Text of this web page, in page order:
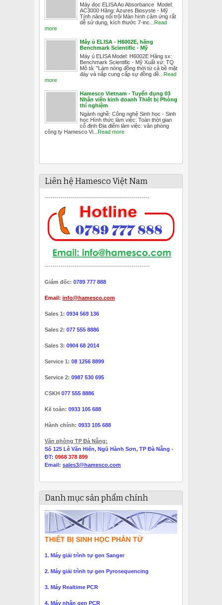
Máy đọc ELISA Ao Absorbance Model:
AC3000 Hãng: Azures Biosyste - Mỹ
Tính năng nổi trội Màn hình cảm ứng rất
dễ sử dụng, kích thước 7-inc... Read
more
Máy ủ ELISA - H6002E, hãng
Benchmark Scientific - Mỹ
Máy ủ ELISA Model: H6002E Hãng sx:
Benchmark Scientific - Mỹ Xuất xứ: TQ
Mô tả: "Làm nóng đồng thời từ cả bề mặt
đáy và nắp cung cấp sự đồng đề... Read
more
Hamesco Vietnam - Tuyển dụng 03
Nhân viên kinh doanh Thiết bị Phòng
thí nghiệm
Ngành nghề: Công nghệ Sinh học - Sinh
học Hình thức làm việc: Toàn thời gian
cố định Địa điểm làm việc: văn phòng
công ty Hamesco Vi... Read more
Liên hệ Hamesco Việt Nam
-----------------------------------------------------
-----------------------------------------------------
Giám đốc: 0789 777 888
Email: info@hamesco.com
Sales 1: 0934 569 136
Sales 2: 077 555 8886
Sales 3: 0904 68 2014
Service 1: 08 1256 8899
Service 2: 0987 530 695
CSKH 077 555 8886
Kế toán: 0933 105 688
Hành chính: 0933 105 688
Văn phòng TP Đà Nẵng:
Số 125 Lê Văn Hiến, Ngũ Hành Sơn, TP Đà Nẵng -
ĐT: 0968 378 899
Email: sales3@hamesco.com
Danh mục sản phẩm chính
THIẾT BỊ SINH HỌC PHÂN TỬ
1. Máy giải trình tự gen Sanger
2. Máy giải trình tự gen Pyrosequencing
3. Máy Realtime PCR
4. Máy nhân gen PCR